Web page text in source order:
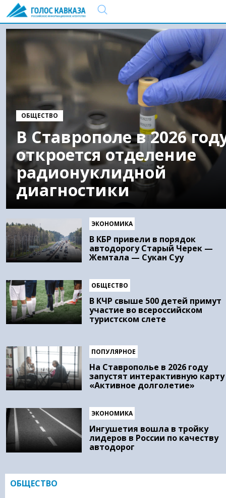
ОБЩЕСТВО
В Ставрополе в 2026
откроется отделение
радионуклидной
диагностики
ЭКОНОМИКА
В КБР привели в порядок
автодорогу Старый Черек —
Жемтала — Сукан Суу
ОБЩЕСТВО
В КЧР свыше 500 детей примут
участие во всероссийском
туристском слете
ПОПУЛЯРНОЕ
На Ставрополье в 2026 году
запустят интерактивную карту
«Активное долголетие»
ЭКОНОМИКА
Ингушетия вошла в тройку
лидеров в России по качеству
автодорог
ОБЩЕСТВО